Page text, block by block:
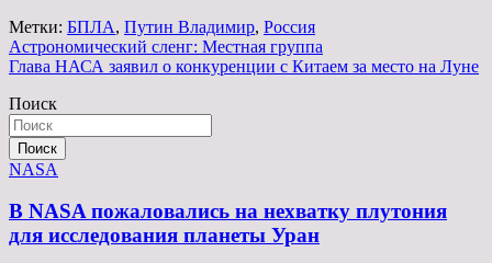
Метки: БПЛА, Путин Владимир, Россия
Навигация
по
записям
Астрономический сленг: Местная группа
Глава НАСА заявил о конкуренции с Китаем за место на Луне
Поиск
Поиск
NASA
В NASA пожаловались на нехватку плутония
для исследования планеты Уран